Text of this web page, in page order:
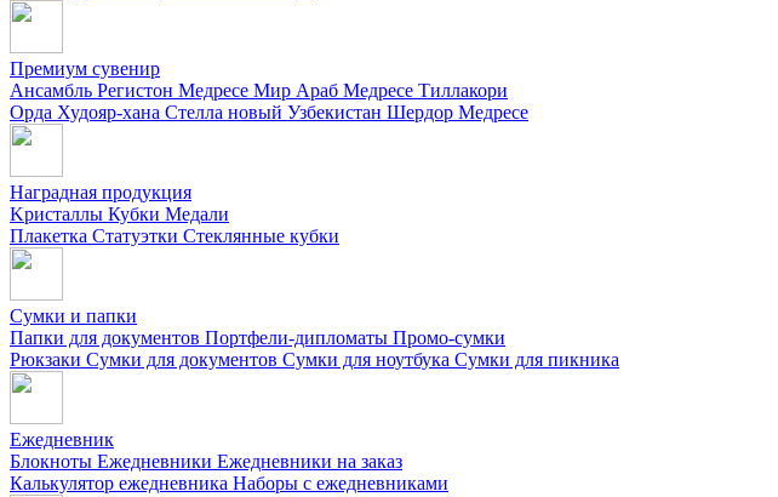
Премиум сувенир
Ансамбль Регистон Медресе Мир Араб Медресе Тиллакори
Орда Худояр-хана Стелла новый Узбекистан Шердор Медресе
Наградная продукция
Kристаллы Кубки Медали
Плакетка Статуэтки Стеклянные кубки
Сумки и папки
Папки для документов Портфели-дипломаты Промо-сумки
Рюкзаки Сумки для документов Сумки для ноутбука Сумки для пикника
Ежедневник
Блокноты Ежедневники Ежедневники на заказ
Калькулятор ежедневника Наборы с ежедневниками